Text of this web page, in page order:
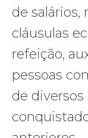
de salários,
cláusulas
refeição,
pessoas
de